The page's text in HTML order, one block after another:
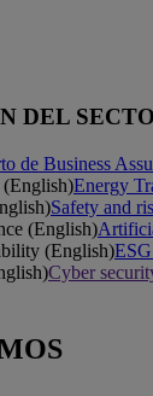
DEL
de Business
Energy
Safety and
Cyber